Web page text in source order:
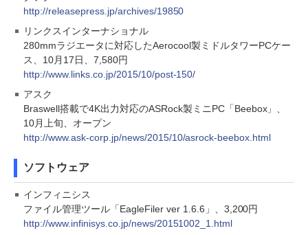
http://releasepress.jp/archives/19850
リンクスインターナショナル
280mmラジエータに対応したAerocool製ミドルタワーPCケー
ス、10月17日、7,580円
http://www.links.co.jp/2015/10/post-150/
アスク
Braswell搭載で4K出力対応のASRock製ミニPC「Beebox」、
10月上旬、オープン
http://www.ask-corp.jp/news/2015/10/asrock-beebox.html
ソフトウェア
インフィニシス
ファイル管理ツール「EagleFiler ver 1.6.6」、3,200円
http://www.infinisys.co.jp/news/20151002_1.html